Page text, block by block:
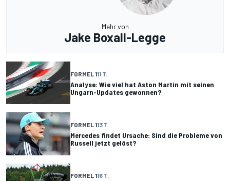
Mehr von
Jake Boxall-Legge
FORMEL 111 T.
Analyse: Wie viel hat Aston Martin mit seinen
Ungarn-Updates gewonnen?
FORMEL 113 T.
Mercedes findet Ursache: Sind die Probleme von
Russell jetzt gelöst?
FORMEL 116 T.